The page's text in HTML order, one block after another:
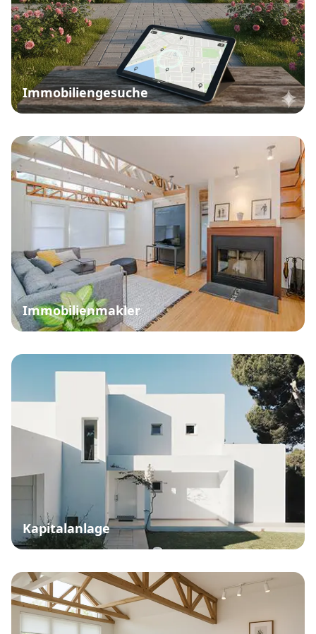
Immobiliengesuche
Immobilienmakler
Kapitalanlage